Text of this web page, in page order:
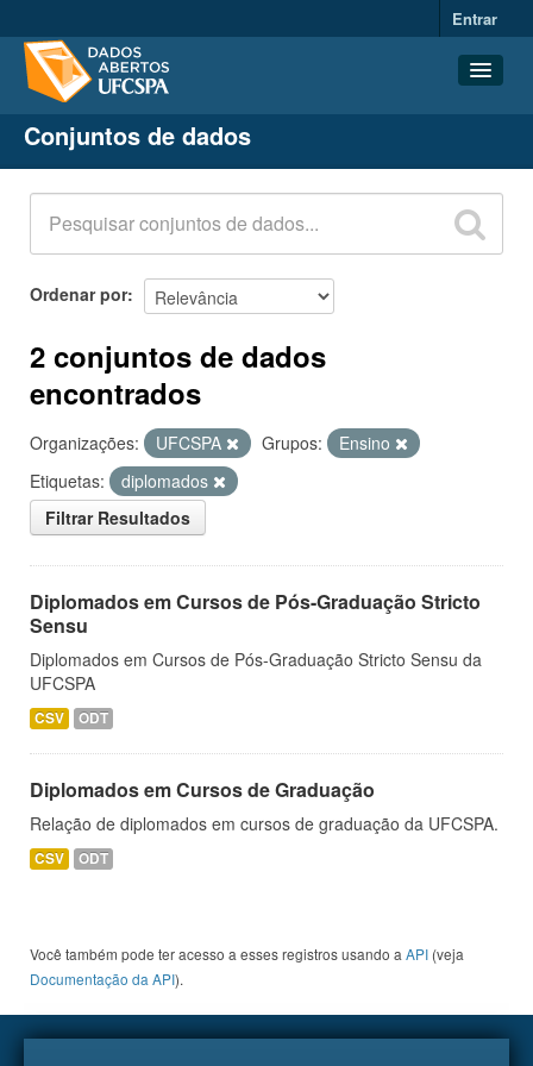
Entrar
Conjuntos de dados
Organizações
Grupos
Sobre
Conjuntos de dados
Ordenar por
2 conjuntos de dados
encontrados
Organizações: UFCSPA Grupos:
Ensino
Etiquetas:
diplomados
Filtrar Resultados
Diplomados em Cursos de Pós-Graduação Stricto
Sensu
Diplomados em Cursos de Pós-Graduação Stricto Sensu da
UFCSPA
CSV ODT
Diplomados em Cursos de Graduação
Relação de diplomados em cursos de graduação da UFCSPA.
CSV ODT
Você também pode ter acesso a esses registros usando a API (veja
Documentação da API).